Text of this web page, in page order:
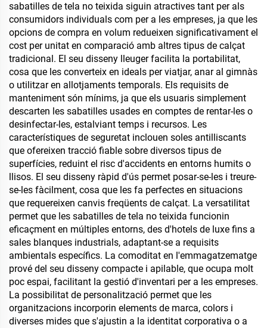
sabatilles de tela no teixida siguin atractives tant per als
consumidors individuals com per a les empreses, ja que les
opcions de compra en volum redueixen significativament el
cost per unitat en comparació amb altres tipus de calçat
tradicional. El seu disseny lleuger facilita la portabilitat,
cosa que les converteix en ideals per viatjar, anar al gimnàs
o utilitzar en allotjaments temporals. Els requisits de
manteniment són mínims, ja que els usuaris simplement
descarten les sabatilles usades en comptes de rentar-les o
desinfectar-les, estalviant temps i recursos. Les
característiques de seguretat inclouen soles antilliscants
que ofereixen tracció fiable sobre diversos tipus de
superfícies, reduint el risc d'accidents en entorns humits o
llisos. El seu disseny ràpid d'ús permet posar-se-les i treure-
se-les fàcilment, cosa que les fa perfectes en situacions
que requereixen canvis freqüents de calçat. La versatilitat
permet que les sabatilles de tela no teixida funcionin
eficaçment en múltiples entorns, des d'hotels de luxe fins a
sales blanques industrials, adaptant-se a requisits
ambientals específics. La comoditat en l'emmagatzematge
prové del seu disseny compacte i apilable, que ocupa molt
poc espai, facilitant la gestió d'inventari per a les empreses.
La possibilitat de personalització permet que les
organitzacions incorporin elements de marca, colors i
diverses mides que s'ajustin a la identitat corporativa o a